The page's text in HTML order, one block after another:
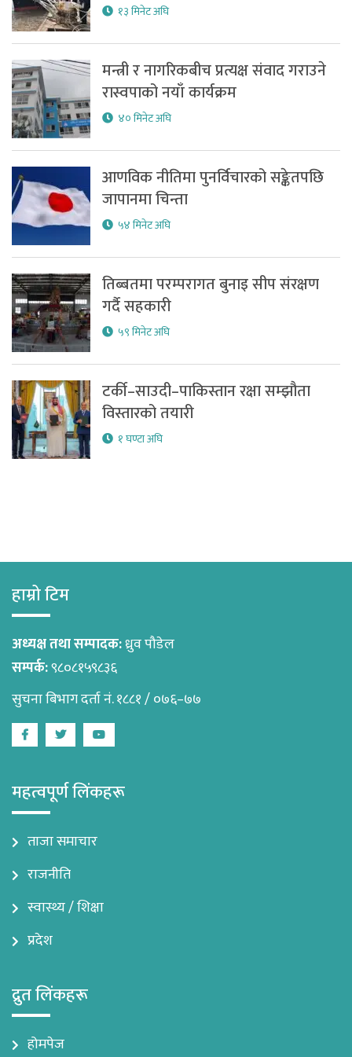
१३ मिनेट अघि
मन्त्री र नागरिकबीच प्रत्यक्ष संवाद गराउने
रास्वपाको नयाँ कार्यक्रम
४० मिनेट अघि
आणविक नीतिमा पुनर्विचारको सङ्केतपछि
जापानमा चिन्ता
५४ मिनेट अघि
तिब्बतमा परम्परागत बुनाइ सीप संरक्षण
गर्दै सहकारी
५९ मिनेट अघि
टर्की–साउदी–पाकिस्तान रक्षा सम्झौता
विस्तारको तयारी
१ घण्टा अघि
हाम्रो टिम
अध्यक्ष तथा सम्पादक:ध्रुव पौडेल
सम्पर्क:९८०८१५९८३६
सुचना बिभाग दर्ता नं. १८८१ / ०७६–७७
FacebookTwitterYoutube
महत्वपूर्ण लिंकहरू
ताजा समाचार
राजनीति
स्वास्थ्य / शिक्षा
प्रदेश
द्रुत लिंकहरू
होमपेज